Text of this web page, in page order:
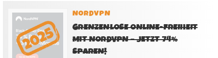
NORDVPN
GRENZENLOSE ONLINE-FREIHEIT
MIT NORDVPN – JETZT 74%
SPAREN!